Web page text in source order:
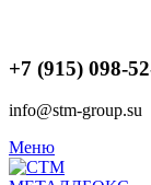
+7 (915) 098-
info@stm-group.su
Меню